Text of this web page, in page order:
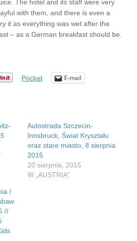
The hotel and its staff were very
with them, and there is even a
it as everything was wet after the
– as a German breakfast should be.
Pocket E-mail
Autostrada Szczecin-
Innsbruck, Świat Kryształu
oraz stare miasto, 8 sierpnia
2015
20 sierpnia, 2015
W „AUSTRIA"
/
//